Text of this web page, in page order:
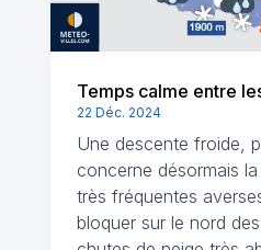
Temps calme entre
22 Déc. 2024
Une descente froide,
concerne désormais
très fréquentes
bloquer sur le nord